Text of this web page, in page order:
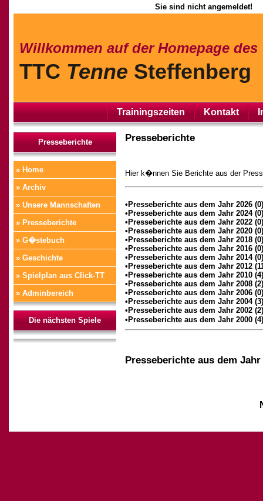
Sie sind nicht angemeldet!
Willkommen auf der Homepage des
TTC Tenne Steffenberg
Trainingszeiten Kontakt
Presseberichte
» Home
» Archiv
» Unsere Mannschaften
» Presseberichte
» G�stebuch
» Geschichte
» Spielplan aus Click-TT
» Adminbereich
Die nächsten Spiele
Presseberichte
Hier k�nnen Sie Berichte aus der
•Presseberichte aus dem Jahr 2026 (0)
•Presseberichte aus dem Jahr 2024 (0)
•Presseberichte aus dem Jahr 2022 (0)
•Presseberichte aus dem Jahr 2020 (0)
•Presseberichte aus dem Jahr 2018 (0)
•Presseberichte aus dem Jahr 2016 (0)
•Presseberichte aus dem Jahr 2014 (0)
•Presseberichte aus dem Jahr 2012
•Presseberichte aus dem Jahr 2010 (4)
•Presseberichte aus dem Jahr 2008 (2)
•Presseberichte aus dem Jahr 2006 (0)
•Presseberichte aus dem Jahr 2004 (3)
•Presseberichte aus dem Jahr 2002 (2)
•Presseberichte aus dem Jahr 2000 (4)
Presseberichte aus dem Jahr